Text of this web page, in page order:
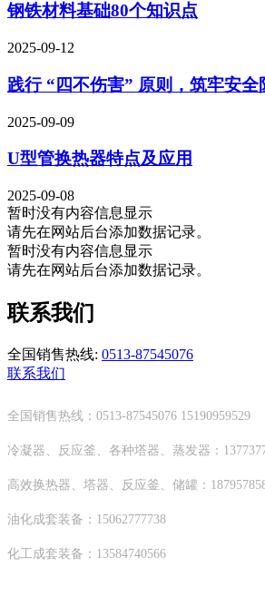
钢铁材料基础80个知识点
2025-09-12
践行 “四不伤害” 原则，筑牢安全
2025-09-09
U型管换热器特点及应用
2025-09-08
暂时没有内容信息显示
请先在网站后台添加数据记录。
暂时没有内容信息显示
请先在网站后台添加数据记录。
联系我们
全国销售热线: 0513-87545076
联系我们
全国销售热线：0513-87545076 15190959529
冷凝器、反应釜、各种塔器、蒸发器：
高效换热器、塔器、反应釜、储罐：
油化成套装备：15062777738
化工成套装备：13584740566